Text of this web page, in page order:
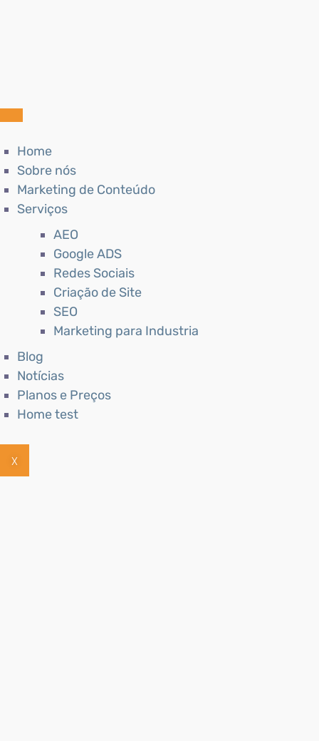
Home
Sobre nós
Marketing de Conteúdo
Serviços
AEO
Google ADS
Redes Sociais
Criação de Site
SEO
Marketing para Industria
Blog
Notícias
Planos e Preços
Home test
X